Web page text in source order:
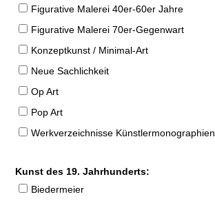
Figurative Malerei 40er-60er Jahre
Figurative Malerei 70er-Gegenwart
Konzeptkunst / Minimal-Art
Neue Sachlichkeit
Op Art
Pop Art
Werkverzeichnisse Künstlermonographien
Kunst des 19. Jahrhunderts:
Biedermeier